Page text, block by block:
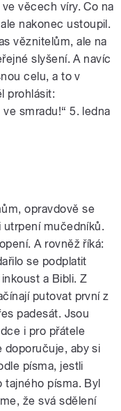
věcech víry. Co na
nakonec ustoupil.
věznitelům, ale na
slyšení. A navíc
celu, a to v
prohlásit:
smradu!“ 5. ledna
opravdově se
utrpení mučedníků.
A rovněž říká:
se podplatit
a Bibli. Z
putovat první z
padesát. Jsou
i pro přátele
doporučuje, aby si
písma, jestli
písma. Byl
že svá sdělení